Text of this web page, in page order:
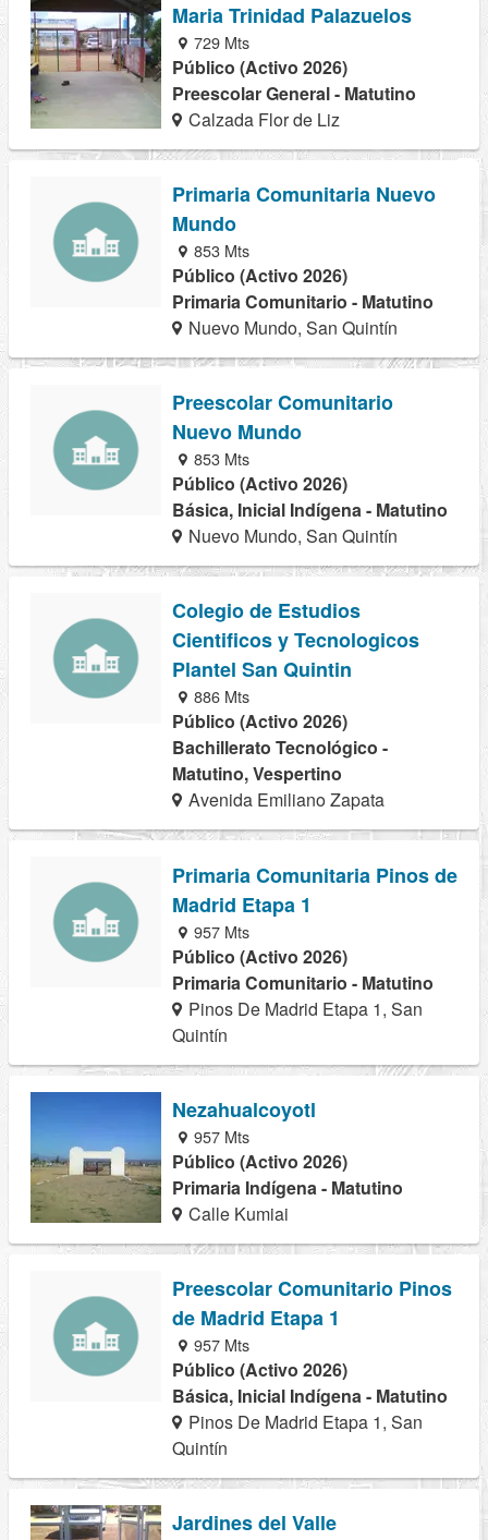
Maria Trinidad Palazuelos
729 Mts
Público (Activo 2026)
Preescolar General - Matutino
Calzada Flor de Liz
Primaria Comunitaria Nuevo
Mundo
853 Mts
Público (Activo 2026)
Primaria Comunitario - Matutino
Nuevo Mundo, San Quintín
Preescolar Comunitario
Nuevo Mundo
853 Mts
Público (Activo 2026)
Básica, Inicial Indígena - Matutino
Nuevo Mundo, San Quintín
Colegio de Estudios
Cientificos y Tecnologicos
Plantel San Quintin
886 Mts
Público (Activo 2026)
Bachillerato Tecnológico -
Matutino, Vespertino
Avenida Emiliano Zapata
Primaria Comunitaria Pinos de
Madrid Etapa 1
957 Mts
Público (Activo 2026)
Primaria Comunitario - Matutino
Pinos De Madrid Etapa 1, San
Quintín
Nezahualcoyotl
957 Mts
Público (Activo 2026)
Primaria Indígena - Matutino
Calle Kumiai
Preescolar Comunitario Pinos
de Madrid Etapa 1
957 Mts
Público (Activo 2026)
Básica, Inicial Indígena - Matutino
Pinos De Madrid Etapa 1, San
Quintín
Jardines del Valle